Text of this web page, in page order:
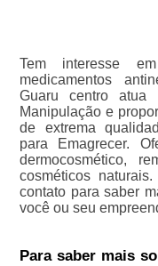
Tem interesse
medicamentos
Guaru centro atua
Manipulação e
de extrema
para Emagrecer.
dermocosmético,
cosméticos
contato para saber
você ou seu
Para saber mais